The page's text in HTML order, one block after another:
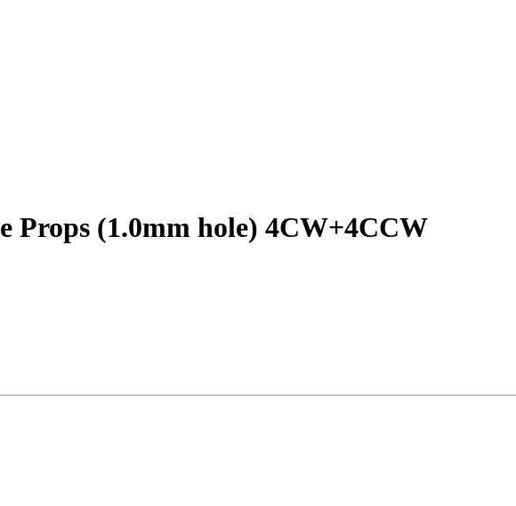
Props (1.0mm hole) 4CW+4CCW